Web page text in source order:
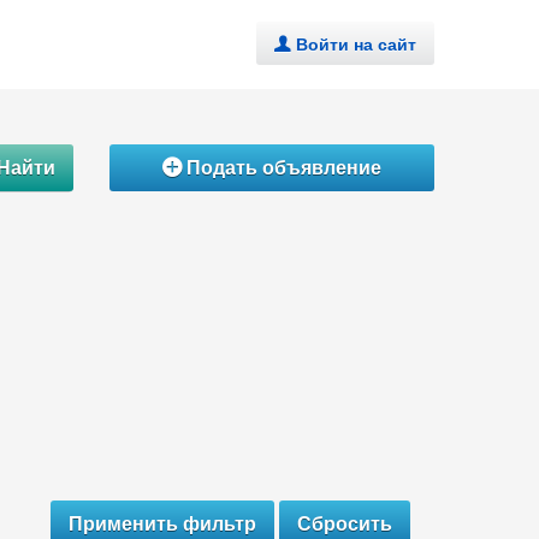
. Войти на сайт
ÁПодать объявление